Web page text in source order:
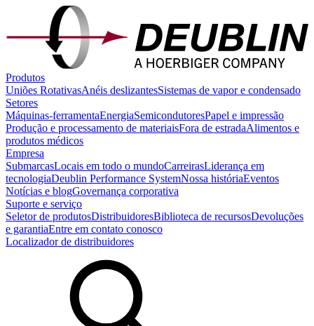
Produtos
Uniões RotativasAnéis deslizantesSistemas de vapor e condensado
Setores
Máquinas-ferramentaEnergiaSemicondutoresPapel e impressão
Produção e processamento de materiaisFora de estradaAlimentos e
produtos médicos
Empresa
SubmarcasLocais em todo o mundoCarreirasLiderança em
tecnologiaDeublin Performance SystemNossa históriaEventos
Notícias e blogGovernança corporativa
Suporte e serviço
Seletor de produtosDistribuidoresBiblioteca de recursosDevoluções
e garantiaEntre em contato conosco
Localizador de distribuidores